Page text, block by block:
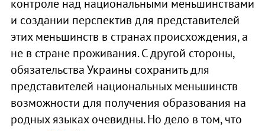
контроле над национальными меньшинствами
и создании перспектив для представителей
этих меньшинств в странах происхождения, а
не в стране проживания. С другой стороны,
обязательства Украины сохранить для
представителей национальных меньшинств
возможности для получения образования на
родных языках очевидны. Но дело в том, что